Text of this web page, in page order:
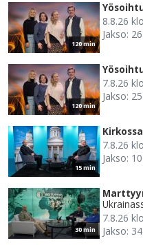
120 min
8.8.26
Jakso: 26
120 min
7.8.26
Jakso: 25
15 min
7.8.26
Jakso:
30 min
7.8.26
Jakso: